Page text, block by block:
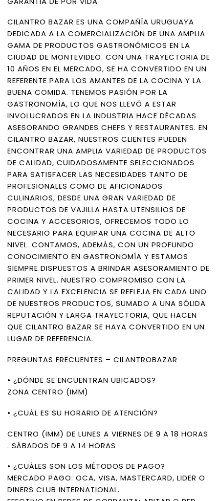
CILANTRO BAZAR ES UNA COMPAÑÍA URUGUAYA
DEDICADA A LA COMERCIALIZACIÓN DE UNA AMPLIA
GAMA DE PRODUCTOS GASTRONÓMICOS EN LA
CIUDAD DE MONTEVIDEO. CON UNA TRAYECTORIA DE
10 AÑOS EN EL MERCADO, SE HA CONVERTIDO EN UN
REFERENTE PARA LOS AMANTES DE LA COCINA Y LA
BUENA COMIDA. TENEMOS PASIÓN POR LA
GASTRONOMÍA, LO QUE NOS LLEVÓ A ESTAR
INVOLUCRADOS EN LA INDUSTRIA HACE DÉCADAS
ASESORANDO GRANDES CHEFS Y RESTAURANTES. EN
CILANTRO BAZAR, NUESTROS CLIENTES PUEDEN
ENCONTRAR UNA AMPLIA VARIEDAD DE PRODUCTOS
DE CALIDAD, CUIDADOSAMENTE SELECCIONADOS
PARA SATISFACER LAS NECESIDADES TANTO DE
PROFESIONALES COMO DE AFICIONADOS
CULINARIOS, DESDE UNA GRAN VARIEDAD DE
PRODUCTOS DE VAJILLA HASTA UTENSILIOS DE
COCINA Y ACCESORIOS, OFRECEMOS TODO LO
NECESARIO PARA EQUIPAR UNA COCINA DE ALTO
NIVEL. CONTAMOS, ADEMÁS, CON UN PROFUNDO
CONOCIMIENTO EN GASTRONOMÍA Y ESTAMOS
SIEMPRE DISPUESTOS A BRINDAR ASESORAMIENTO DE
PRIMER NIVEL. NUESTRO COMPROMISO CON LA
CALIDAD Y LA EXCELENCIA SE REFLEJA EN CADA UNO
DE NUESTROS PRODUCTOS, SUMADO A UNA SÓLIDA
REPUTACIÓN Y LARGA TRAYECTORIA, QUE HACEN
QUE CILANTRO BAZAR SE HAYA CONVERTIDO EN UN
LUGAR DE REFERENCIA.
PREGUNTAS FRECUENTES – CILANTROBAZAR
• ¿DÓNDE SE ENCUENTRAN UBICADOS?
ZONA CENTRO (IMM)
• ¿CUÁL ES SU HORARIO DE ATENCIÓN?
CENTRO (IMM) DE LUNES A VIERNES DE 9 A 18 HORAS
. SÁBADOS DE 9 A 14 HORAS
• ¿CUÁLES SON LOS MÉTODOS DE PAGO?
MERCADO PAGO: OCA, VISA, MASTERCARD, LIDER O
DINERS CLUB INTERNATIONAL.